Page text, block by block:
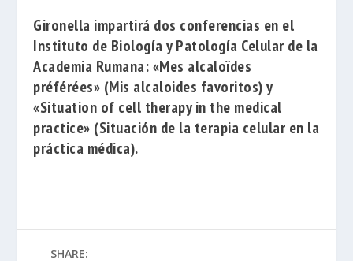
Gironella impartirá dos conferencias en el
Instituto de Biología y Patología Celular de la
Academia Rumana:«Mes alcaloïdes
préférées» (Mis alcaloides favoritos) y
«Situation of cell therapy in the medical
practice» (Situación de la terapia celular en la
práctica médica).
SHARE: